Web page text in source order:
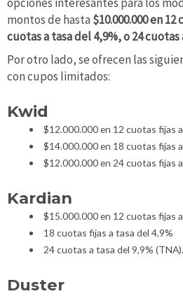
montos de hasta $10.000.000 en
cuotas a tasa del 4,9%, o 24 cuotas
Por otro lado, se ofrecen las
con cupos limitados:
Kwid
$12.000.000 en 12 cuotas fijas
$14.000.000 en 18 cuotas fijas
$12.000.000 en 24 cuotas fijas
Kardian
$15.000.000 en 12 cuotas fijas
18 cuotas fijas a tasa del 4,9%
24 cuotas a tasa del 9,9% (TNA).
Duster